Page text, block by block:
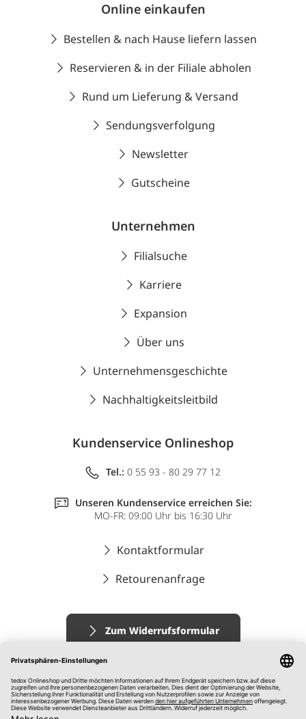
Online einkaufen
Bestellen & nach Hause liefern lassen
Reservieren & in der Filiale abholen
Rund um Lieferung & Versand
Sendungsverfolgung
Newsletter
Gutscheine
Unternehmen
Filialsuche
Karriere
Expansion
Über uns
Unternehmensgeschichte
Nachhaltigkeitsleitbild
Kundenservice Onlineshop
Tel.: 0 55 93 - 80 29 77 12
Unseren Kundenservice erreichen Sie:
MO-FR: 09:00 Uhr bis 16:30 Uhr
Kontaktformular
Retourenanfrage
Zum Widerrufsformular
Impressum
AGB